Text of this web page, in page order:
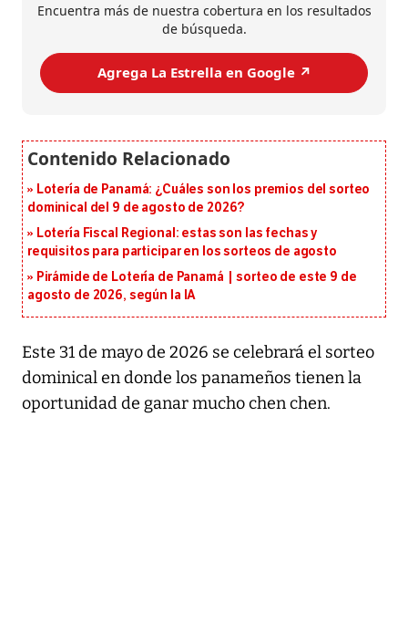
Encuentra más de nuestra cobertura en los resultados
de búsqueda.
Agrega La Estrella en Google ↗️
Lotería de Panamá: ¿Cuáles son los premios del sorteo
dominical del 9 de agosto de 2026?
Lotería Fiscal Regional: estas son las fechas y
requisitos para participar en los sorteos de agosto
Pirámide de Lotería de Panamá | sorteo de este 9 de
agosto de 2026, según la IA
Este 31 de mayo de 2026 se celebrará el sorteo
dominical en donde los panameños tienen la
oportunidad de ganar mucho chen chen.